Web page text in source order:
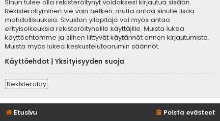
Sinun tulee olla rekisteröitynyt voidaksesi kirjautua sisään.
Rekisteröityminen vie vain hetken, mutta antaa sinulle lisää
mahdollisuuksia. Sivuston ylläpitäjä voi myös antaa
erityisoikeuksia rekisteröityneille käyttäjille. Muista lukea
käyttöehtomme ja siihen liittyvät käytännöt ennen kirjautumista.
Muista myös lukea keskustelufoorumin säännöt.
Käyttöehdot
Yksityisyyden suoja
Rekisteröidy
Etusivu Poista evästeet